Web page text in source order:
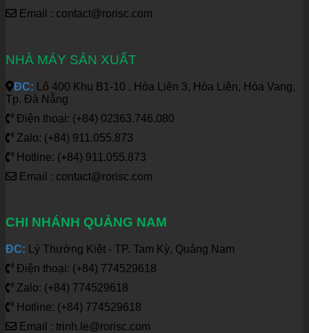
Email : contact@rorisc.com
NHÀ MÁY SẢN XUẤT
ĐC: Lô 400 Khu B1-10 , Hòa Liên 3, Hòa Liên, Hòa Vang,
Tp. Đà Nẵng
Điện thoại: (+84) 02363.746.080
Zalo: (+84) 911.055.873
Hotline: (+84) 911.055.873
Email : contact@rorisc.com
CHI NHÁNH QUẢNG NAM
ĐC: Lý Thường Kiệt - TP. Tam Kỳ, Quảng Nam
Điện thoại: (+84) 774529618
Zalo: (+84) 774529618
Hotline: (+84) 774529618
Email : trinh.le@rorisc.com